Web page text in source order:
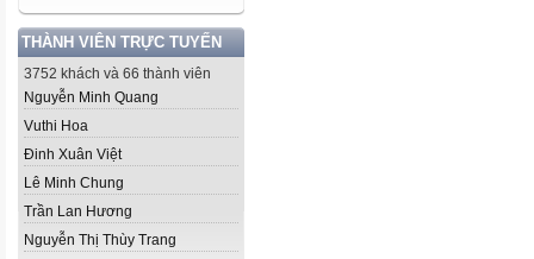
THÀNH VIÊN TRỰC TUYẾN
3752 khách và 66 thành viên
Nguyễn Minh Quang
Vuthi Hoa
Đinh Xuân Việt
Lê Minh Chung
Trần Lan Hương
Nguyễn Thị Thùy Trang